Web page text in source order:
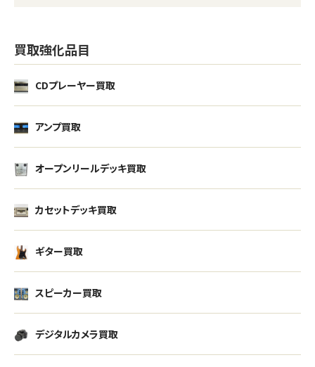
買取強化品目
CDプレーヤー買取
アンプ買取
オープンリールデッキ買取
カセットデッキ買取
ギター買取
スピーカー買取
デジタルカメラ買取